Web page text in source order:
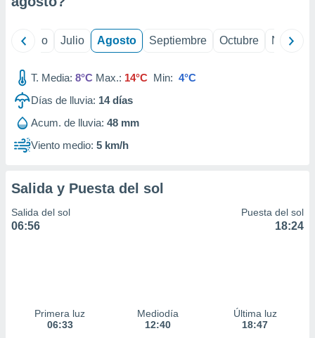
mediante
publicidad
publicidad
1199
Junio Julio Agosto Septiembre Octubre
T. Media: 8°C Max.: 14°C Min: 4°C
Días de lluvia: 14días
Acum. de lluvia: 48 mm
Viento medio: 5 km/h
Salida y Puesta del sol
Salida del sol
06:56
Puesta del sol
18:24
Primera luz
06:33
Mediodía
12:40
Última luz
18:47